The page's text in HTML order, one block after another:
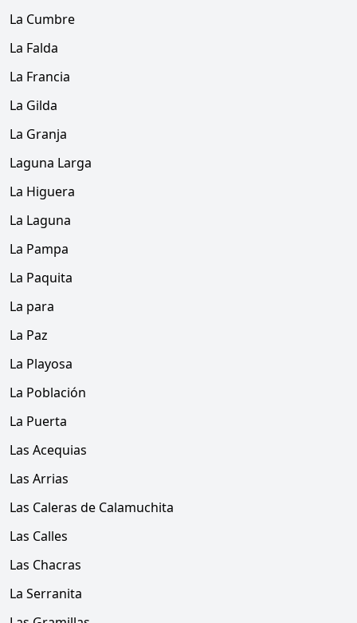
La Cumbre
La Falda
La Francia
La Gilda
La Granja
Laguna Larga
La Higuera
La Laguna
La Pampa
La Paquita
La para
La Paz
La Playosa
La Población
La Puerta
Las Acequias
Las Arrias
Las Caleras de Calamuchita
Las Calles
Las Chacras
La Serranita